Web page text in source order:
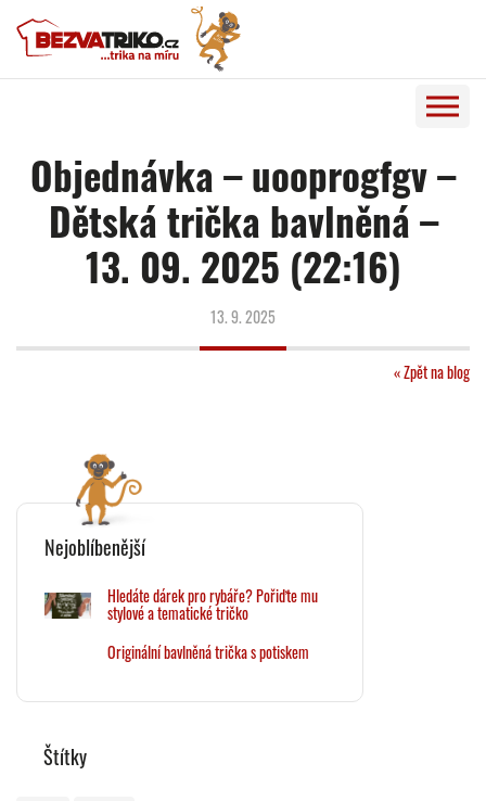
Objednávka – uooprogfgv –
Dětská trička bavlněná –
13. 09. 2025 (22:16)
13. 9. 2025
« Zpět na blog
Nejoblíbenější
Hledáte dárek pro rybáře? Pořiďte mu
stylové a tematické tričko
Originální bavlněná trička s potiskem
Štítky